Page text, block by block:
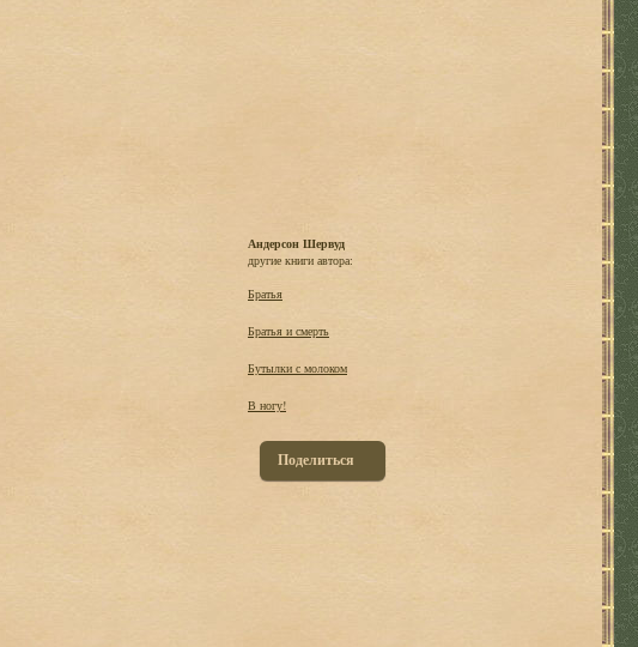
Андерсон Шервуд
другие книги автора:
Братья
Братья и смерть
Бутылки с молоком
В ногу!
Поделиться